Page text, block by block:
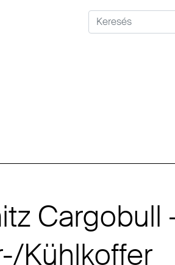
Cargobull
Kühlkoffer